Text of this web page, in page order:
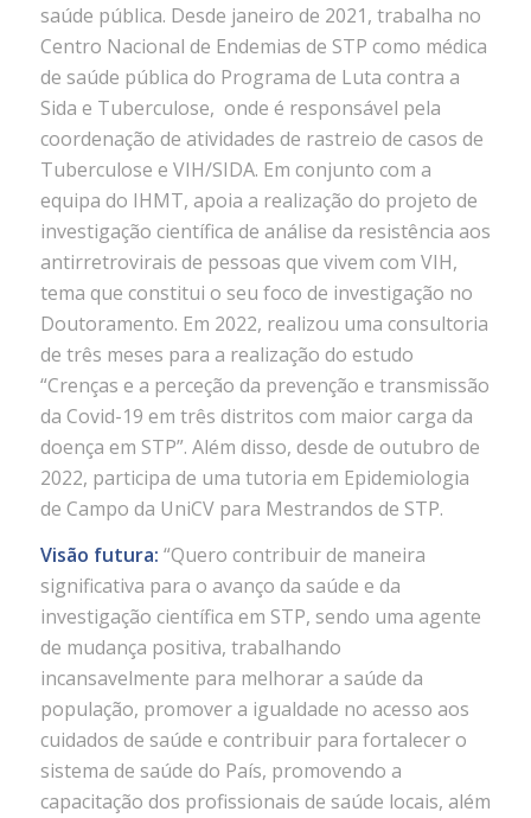
saúde pública. Desde janeiro de 2021, trabalha no
Centro Nacional de Endemias de STP como médica
de saúde pública do Programa de Luta contra a
Sida e Tuberculose, onde é responsável pela
coordenação de atividades de rastreio de casos de
Tuberculose e VIH/SIDA. Em conjunto com a
equipa do IHMT, apoia a realização do projeto de
investigação científica de análise da resistência aos
antirretrovirais de pessoas que vivem com VIH,
tema que constitui o seu foco de investigação no
Doutoramento. Em 2022, realizou uma consultoria
de três meses para a realização do estudo
“Crenças e a perceção da prevenção e transmissão
da Covid-19 em três distritos com maior carga da
doença em STP”. Além disso, desde de outubro de
2022, participa de uma tutoria em Epidemiologia
de Campo da UniCV para Mestrandos de STP.
Visão futura: “Quero contribuir de maneira
significativa para o avanço da saúde e da
investigação científica em STP, sendo uma agente
de mudança positiva, trabalhando
incansavelmente para melhorar a saúde da
população, promover a igualdade no acesso aos
cuidados de saúde e contribuir para fortalecer o
sistema de saúde do País, promovendo a
capacitação dos profissionais de saúde locais, além